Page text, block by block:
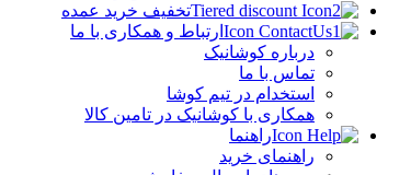
تخفیف خرید عمده
ارتباط و همکاری با ما
درباره کوشانیک
تماس با ما
استخدام در تیم کوشا
همکاری با کوشانیک در تامین کالا
راهنما
راهنمای خرید